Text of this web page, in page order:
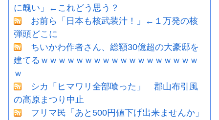
に醜い」←これどう思う？
お前ら「日本も核武装汁！」←１万発の核
弾頭どこに
ちいかわ作者さん、総額30億超の大豪邸を
建てるｗｗｗｗｗｗｗｗｗｗｗｗｗｗｗｗｗｗ
ｗ
シカ「ヒマワリ全部喰った」 郡山布引風
の高原まつり中止
フリマ民「あと500円値下げ出来ませんか」